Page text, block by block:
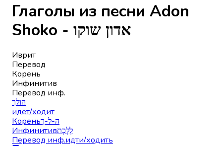
Глаголы из песни Adon
Shoko - אדון שוקו
Иврит
Перевод
Корень
Инфинитив
Перевод инф.
הולך
идёт/ходит
Кореньה-ל-ך
Инфинитивלָלֶכֶת
Перевод инф.идти/ходить